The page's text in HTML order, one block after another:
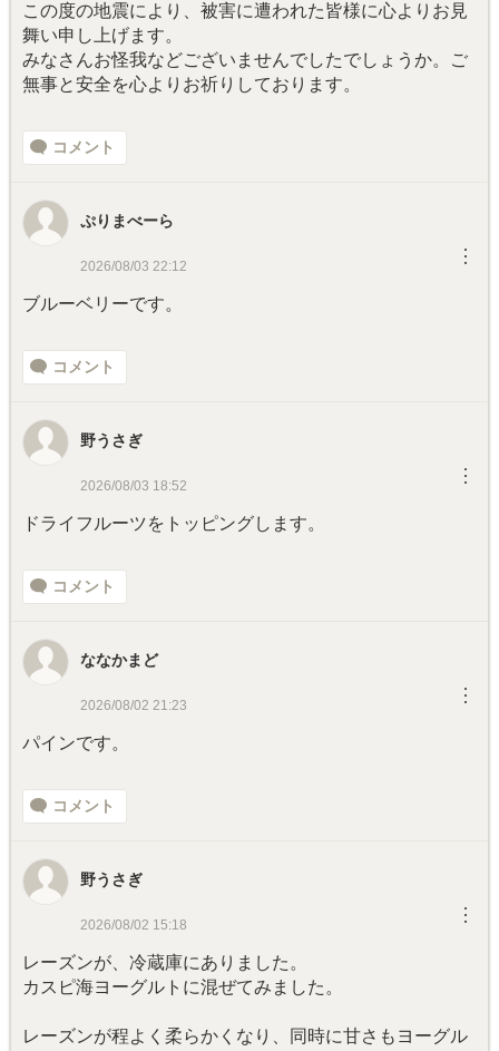
この度の地震により、被害に遭われた皆様に心よりお見
舞い申し上げます。
みなさんお怪我などございませんでしたでしょうか。ご
無事と安全を心よりお祈りしております。
コメント
ぷりまべーら
2026/08/03 22:12 ︙
ブルーベリーです。
コメント
野うさぎ
2026/08/03 18:52 ︙
ドライフルーツをトッピングします。
コメント
ななかまど
2026/08/02 21:23 ︙
パインです。
コメント
野うさぎ
2026/08/02 15:18 ︙
レーズンが、冷蔵庫にありました。
カスピ海ヨーグルトに混ぜてみました。
レーズンが程よく柔らかくなり、同時に甘さもヨーグル